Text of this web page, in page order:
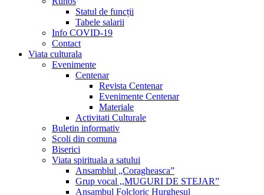
Statul de funcții
Tabele salarii
Info COVID-19
Contact
Viata culturala
Evenimente
Centenar
Revista Centenar
Evenimente Centenar
Materiale
Activitati Culturale
Buletin informativ
Scoli din comuna
Biserici
Viata spirituala a satului
Ansamblul „Coragheasca”
Grup vocal ,,MUGURI DE STEJAR”
Ansambul Folcloric Hurghesul